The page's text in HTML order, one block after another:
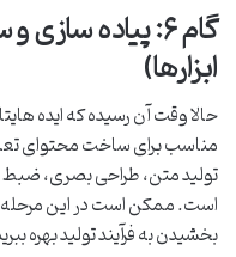
گام ۶: پیاده
ابزارها)
حالا وقت آن رسیده که ایده
مناسب برای ساخت محتوای
تولید متن، طراحی بصری، ضبط
است. ممکن است در این
بخشیدن به فرآیند تولید بهره